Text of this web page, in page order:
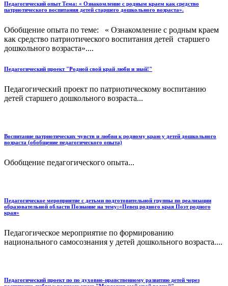
Педагогический опыт Тема: « Ознакомление с родным краем как средство
патриотического воспитания детей старшего дошкольного возраста».
Обобщение опыта по теме: « Ознакомление с родным краем
как средство патриотического воспитания детей старшего
дошкольного возраста»....
Педагогический проект "Родной свой край люби и знай!"
Педагогический проект по патриотическому воспитанию
детей старшего дошкольного возраста...
Воспитание патриотических чувств и любви к родному краю у детей дошкольного
возраста (обобщение педагогического опыта)
Обобщение педагогического опыта...
Педагогическое мероприятие с детьми подготовительной группы по реализации
образовательной области Познание на тему:«Певец родного края Поэт родного
края»
Педагогическое мероприятие по формированию
национального самосознания у детей дошкольного возраста....
Педагогический проект по по духовно-нравственному развитию детей через